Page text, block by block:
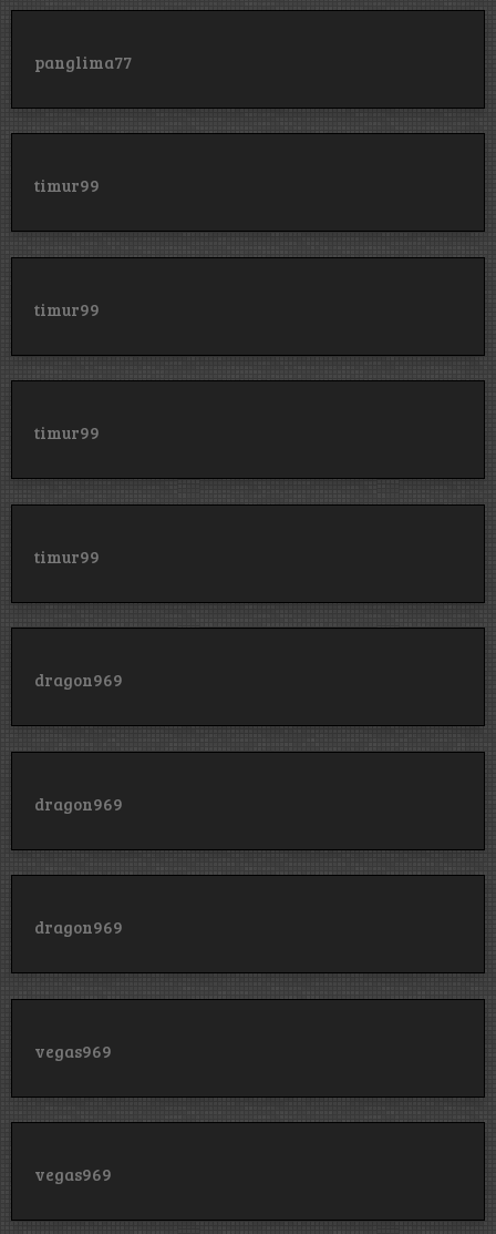
panglima77
timur99
timur99
timur99
timur99
dragon969
dragon969
dragon969
vegas969
vegas969